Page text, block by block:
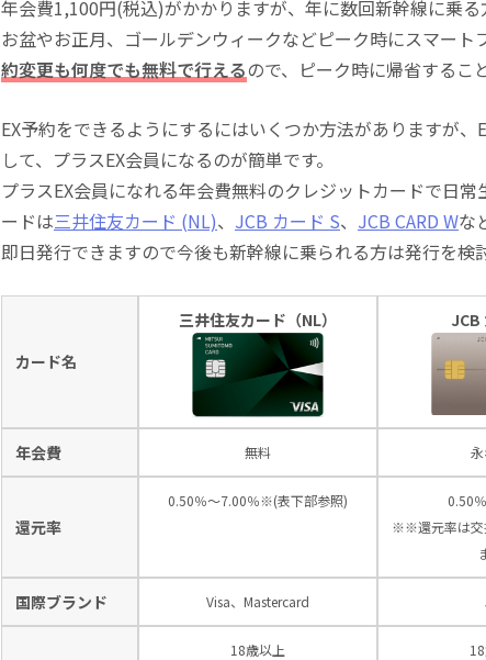
年会費1,100円(税込)がかかりますが、年に数回新幹線に乗る
お盆やお正月、ゴールデンウィークなどピーク時にスマート
約変更も何度でも無料で行えるので、ピーク時に帰省するこ
EX予約をできるようにするにはいくつか方法がありますが
して、プラスEX会員になるのが簡単です。
プラスEX会員になれる年会費無料のクレジットカードで日
ードは三井住友カード (NL)、 JCB カード S、 JCB CARD Wな
即日発行できますので今後も新幹線に乗られる方は発行を検
カード名
三井住友カード（NL） JCB
年会費 無料
還元率
0.50％～7.00％※(表下部参照)
0.50
※※還元率は交
国際ブランド Visa、Mastercard
18歳以上